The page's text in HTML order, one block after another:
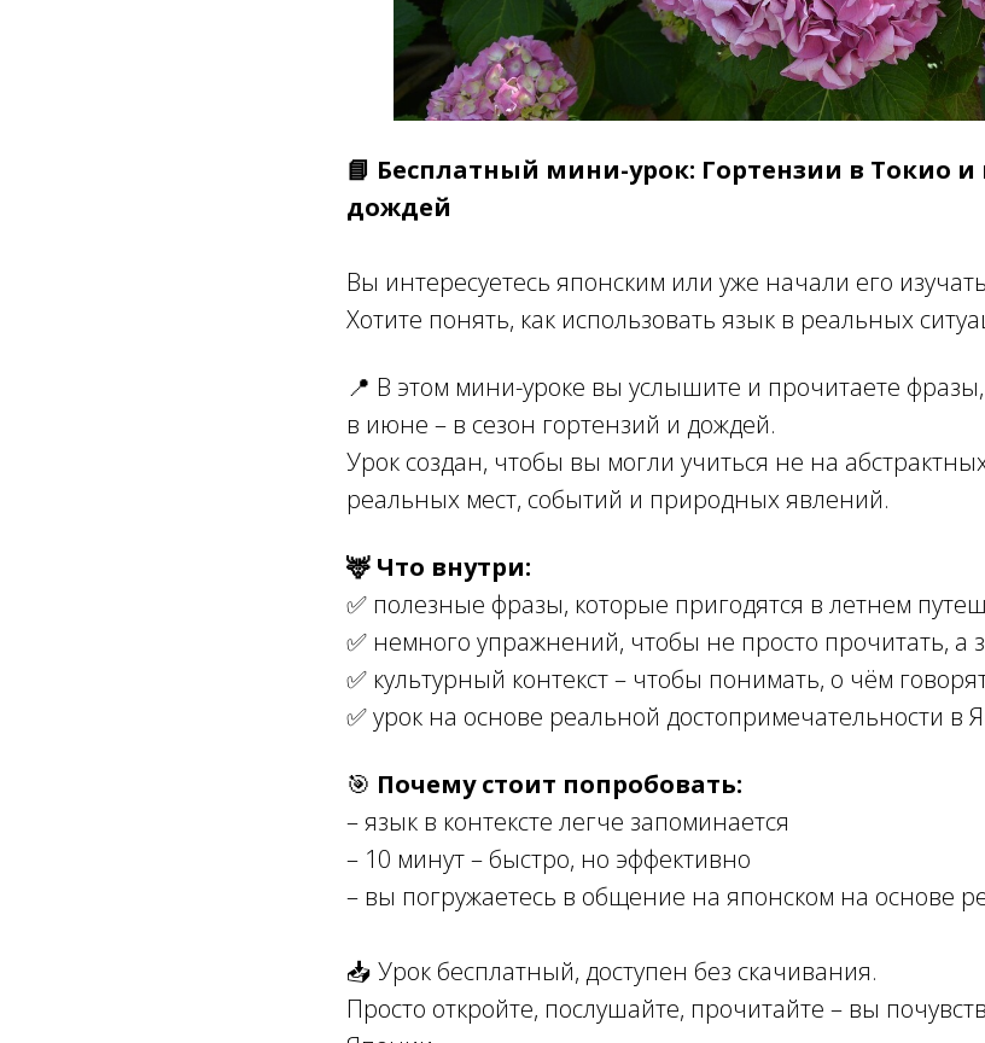
📘 Бесплатный мини-урок: Гортензии в Токио
дождей
Вы интересуетесь японским или уже начали его
Хотите понять, как использовать язык в реальных
📍 В этом мини-уроке вы услышите и прочитаете
в июне – в сезон гортензий и дождей.
Урок создан, чтобы вы могли учиться не на
реальных мест, событий и природных явлений.
🦌 Что внутри:
✅ полезные фразы, которые пригодятся в летнем
✅ немного упражнений, чтобы не просто прочитать, а
✅ культурный контекст – чтобы понимать, о чём
✅ урок на основе реальной достопримечательности в
🎯 Почему стоит попробовать:
– язык в контексте легче запоминается
– 10 минут – быстро, но эффективно
– вы погружаетесь в общение на японском на основе
📥 Урок бесплатный, доступен без скачивания.
Просто откройте, послушайте, прочитайте – вы